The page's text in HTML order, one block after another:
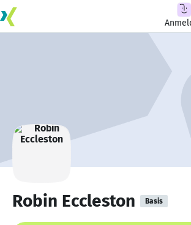
Robin Eccleston Basis